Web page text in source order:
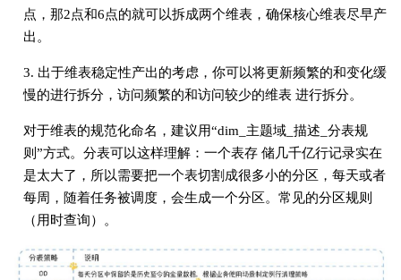
点，那2点和6点的就可以拆成两个维表，确保核⼼维表尽早产
出。
3. 出于维表稳定性产出的考虑，你可以将更新频繁的和变化缓
慢的进⾏拆分，访问频繁的和访问较少的维表 进⾏拆分。
对于维表的规范化命名，建议⽤“dim_主题域_描述_分表规
则”⽅式。分表可以这样理解：⼀个表存 储⼏千亿⾏记录实在
是太⼤了，所以需要把⼀个表切割成很多⼩的分区，每天或者
每周，随着任务被调度，会⽣成⼀个分区。常⻅的分区规则
（用时查询）。